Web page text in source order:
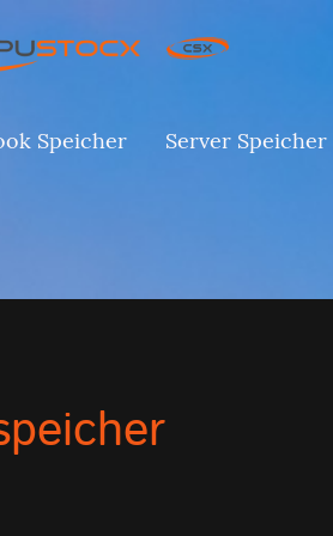
Speicher Server Speicher